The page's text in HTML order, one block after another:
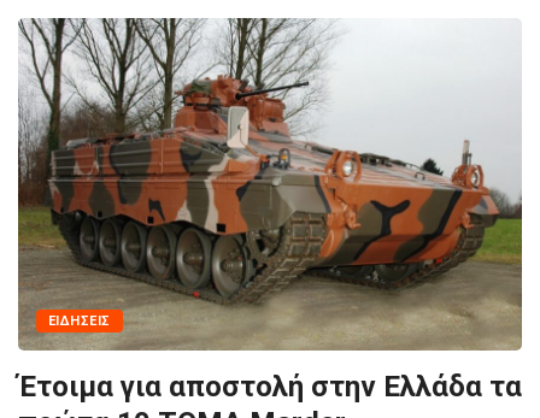
ΕΙΔΉΣΕΙΣ
Έτοιμα για αποστολή στην Ελλάδα τα